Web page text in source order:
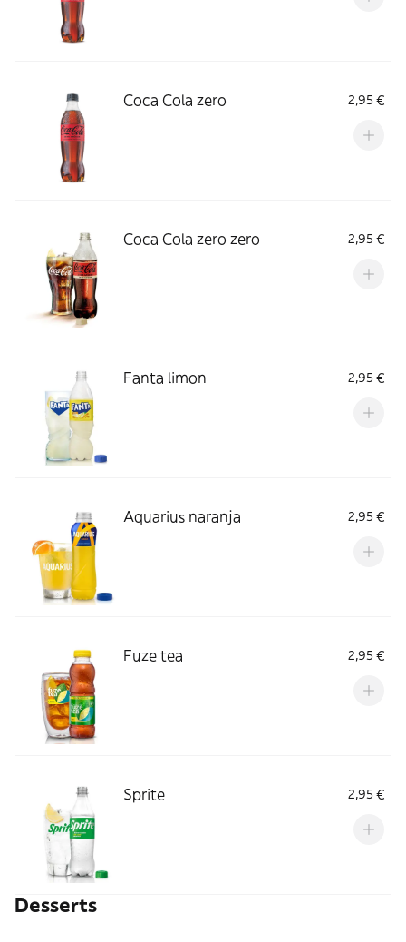
Coca Cola zero 2,95 €
Coca Cola zero zero 2,95 €
Fanta limon 2,95 €
Aquarius naranja 2,95 €
Fuze tea 2,95 €
Sprite 2,95 €
Desserts